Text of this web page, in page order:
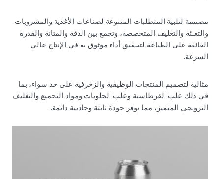
مصممة لتلبية المتطلبات المتنوعة لصناعات الأغذية والمشروبات
والتعبئة والتغليف المتخصصة، وتجمع بين الدقة والمتانة والقدرة
الفائقة على الطباعة لتحقيق أداء موثوق به في الإنتاج عالي
السرعة.
مثالية لتصميم المنتجات الوظيفية والزخرفية على حد سواء، بما
في ذلك علب القرطاسية وعلب الحلويات ومواد التجميع والتغليف
الترويجي المتميز، مما يوفر جودة ثابتة وجاذبية دائمة.